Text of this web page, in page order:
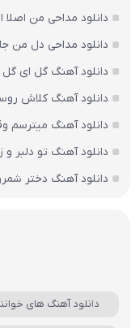
دانلود مداحی من اصلا
دانلود مداحی دل من
دانلود آهنگ گل ای
دانلود آهنگ کلاش روسی
دانلود آهنگ میترسم
دانلود آهنگ تو دلبر
دانلود آهنگ دختر
دانلود آهنگ های